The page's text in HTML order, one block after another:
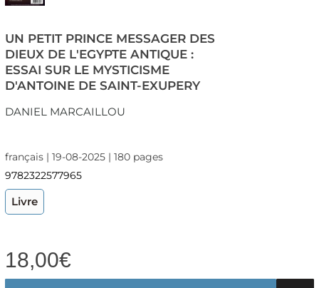
UN PETIT PRINCE MESSAGER DES
DIEUX DE L'EGYPTE ANTIQUE :
ESSAI SUR LE MYSTICISME
D'ANTOINE DE SAINT-EXUPERY
DANIEL MARCAILLOU
français | 19-08-2025 | 180 pages
9782322577965
Livre
18,00€